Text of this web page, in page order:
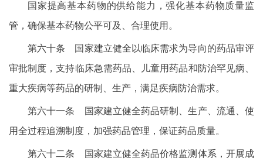
国家提高基本药物的供给能力，强化基本药物质量监
管，确保基本药物公平可及、合理使用。
第六十条 国家建立健全以临床需求为导向的药品审评
审批制度，支持临床急需药品、儿童用药品和防治罕见病、
重大疾病等药品的研制、生产，满足疾病防治需求。
第六十一条 国家建立健全药品研制、生产、流通、使
用全过程追溯制度，加强药品管理，保证药品质量。
第六十二条 国家建立健全药品价格监测体系，开展成